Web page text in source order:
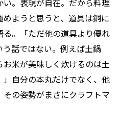
ようと思うと、道具は銅に
。「ただ他の道具より優れ
話ではない。例えば土鍋
米が美味しく炊けるのは土
自分の本丸だけでなく、他
の姿勢がまさにクラフトマ